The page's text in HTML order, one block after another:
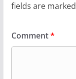
fields are marked
Comment*